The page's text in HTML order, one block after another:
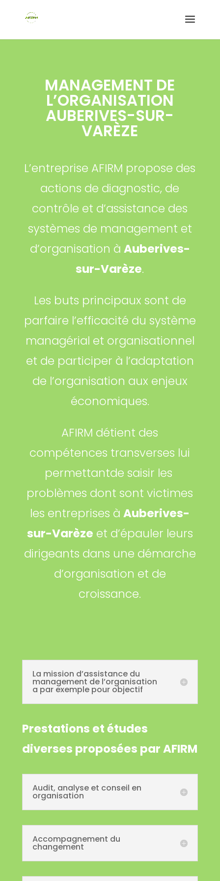
MANAGEMENT DE
L’ORGANISATION
AUBERIVES-SUR-
VARÈZE
L’entreprise AFIRM propose des
actions de diagnostic, de
contrôle et d’assistance des
systèmes de management et
d’organisation à Auberives-
sur-Varèze.
Les buts principaux sont de
parfaire l’efficacité du système
managérial et organisationnel
et de participer à l’adaptation
de l’organisation aux enjeux
économiques.
AFIRM détient des
compétences transverses lui
permettantde saisir les
problèmes dont sont victimes
les entreprises àAuberives-
sur-Varèze et d’épauler leurs
dirigeants dans une démarche
d’organisation et de
croissance.
La mission d’assistance du
management de l’organisation
a par exemple pour objectif
Prestations et études
diverses proposées par AFIRM
Audit, analyse et conseil en
organisation
Accompagnement du
changement